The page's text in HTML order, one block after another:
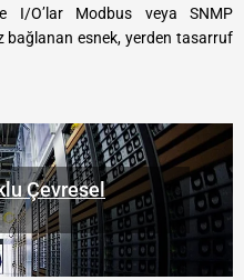
I/O’lar Modbus veya SNMP
bağlanan esnek, yerden tasarruf
Çevresel